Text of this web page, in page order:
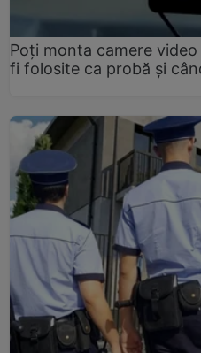
Poți monta camere
fi folosite ca probă și